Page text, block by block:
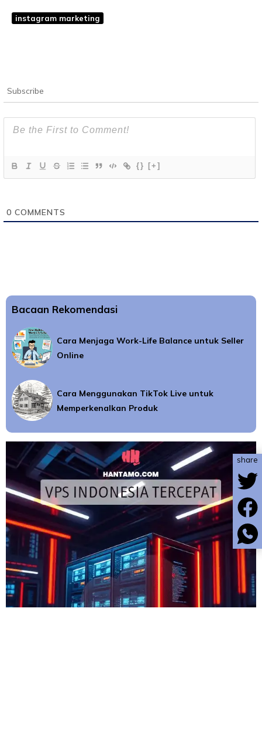
instagram marketing
Subscribe
{} [+]
0 COMMENTS
Bacaan Rekomendasi
Cara Menjaga Work-Life Balance untuk Seller
Online
Cara Menggunakan TikTok Live untuk
Memperkenalkan Produk
share